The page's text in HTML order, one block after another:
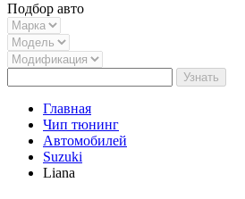
Подбор авто
Узнать
Главная
Чип тюнинг
Автомобилей
Suzuki
Liana